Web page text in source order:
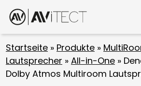
Startseite » Produkte »
Lautsprecher » All-in-One »
Dolby Atmos Multiroom